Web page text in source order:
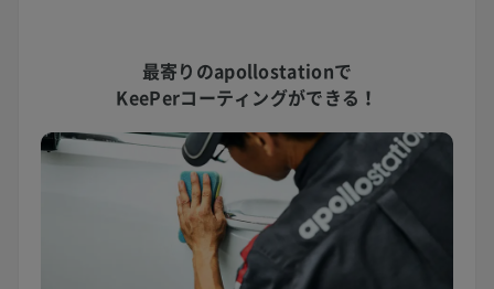
最寄りのapollostationで
KeePerコーティングができる！